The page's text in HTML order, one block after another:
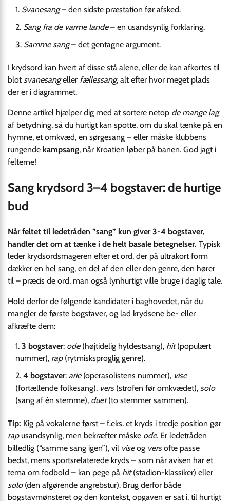
Svanesang– den sidste præstation før afsked.
Sang fra de varme lande– en usandsynlig forklaring.
Samme sang– det gentagne argument.
I krydsord kan hvert af disse stå alene, eller de kan afkortes til
blotsvanesangeller fællessang, alt efter hvor meget plads
der er i diagrammet.
Denne artikel hjælper dig med at sortere netop de mange lag
af betydning, så du hurtigt kan spotte, om du skal tænke på en
hymne, et omkvæd, en sørgesang – eller måske klubbens
rungende kampsang, når Kroatien løber på banen. God jagt i
felterne!
Sang krydsord 3–4 bogstaver: de hurtige
bud
Når feltet til ledetråden ”sang” kun giver 3-4 bogstaver,
handler det om at tænke i de helt basale betegnelser. Typisk
leder krydsordsmageren efter et ord, der på ultrakort form
dækker en hel sang, en del af den eller den genre, den hører
til – præcis de ord, man også lynhurtigt ville bruge i daglig tale.
Hold derfor de følgende kandidater i baghovedet, når du
mangler de første bogstaver, og lad krydsene be- eller
afkræfte dem:
3 bogstaver: ode(højtidelig hyldestsang), hit(populært
nummer), rap(rytmisksproglig genre).
4 bogstaver: arie(operasolistens nummer), vise
(fortællende folkesang), vers(strofen før omkvædet), solo
(sang af én stemme), duet(to stemmer sammen).
Tip: Kig på vokalerne først – f.eks. et kryds i tredje position gør
rapusandsynlig, men bekræfter måske ode. Er ledetråden
billedlig (“samme sang igen”), vil viseog versofte passe
bedst, mens sportsrelaterede kryds – som når avisen har et
tema om fodbold – kan pege på hit(stadion-klassiker) eller
solo(den afgørende angrebstur). Brug derfor både
bogstavmønsteret og den kontekst, opgaven er sat i, til hurtigt